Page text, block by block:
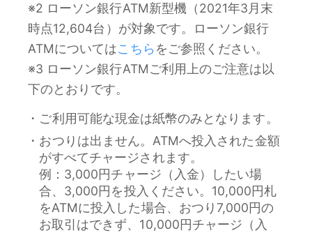
※2 ローソン銀行ATM新型機（2021年3月末
時点12,604台）が対象です。ローソン銀行
ATMについてはこちら をご参照ください。
※3 ローソン銀行ATMご利用上のご注意は以
下のとおりです。
ご利用可能な現金は紙幣のみとなります。
おつりは出ません。ATMへ投入された金額
がすべてチャージされます。
例：3,000円チャージ（入金）したい場
合、3,000円を投入ください。10,000円札
をATMに投入した場合、おつり7,000円の
お取引はできず、10,000円チャージ（入